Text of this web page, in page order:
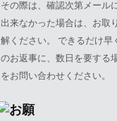
その際は、確認次第メール
出来なかった場合は、お取
解ください。 できるだけ
のお返事に、数日を要する
をお問い合わせください。